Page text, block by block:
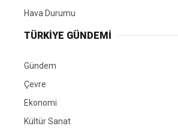
Hava Durumu
TÜRKIYE GÜNDEMI
Gündem
Çevre
Ekonomi
Kültür Sanat